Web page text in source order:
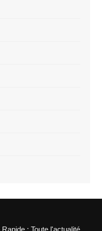
: Toute l'actualité